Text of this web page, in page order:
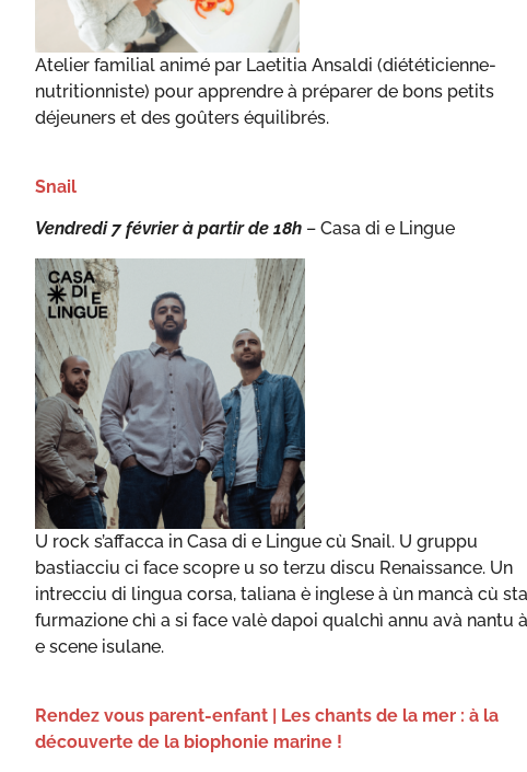
Atelier familial animé par Laetitia Ansaldi (diététicienne-
nutritionniste) pour apprendre à préparer de bons petits
déjeuners et des goûters équilibrés.
Snail
Vendredi 7 février à partir de 18h – Casa di e Lingue
U rock s’affacca in Casa di e Lingue cù Snail. U gruppu
bastiacciu ci face scopre u so terzu discu Renaissance. Un
intrecciu di lingua corsa, taliana è inglese à ùn mancà cù sta
furmazione chì a si face valè dapoi qualchì annu avà nantu à
e scene isulane.
Rendez vous parent-enfant | Les chants de la mer : à la
découverte de la biophonie marine !